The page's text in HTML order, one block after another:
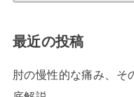
最近の投稿
肘の慢性的な痛み、そ